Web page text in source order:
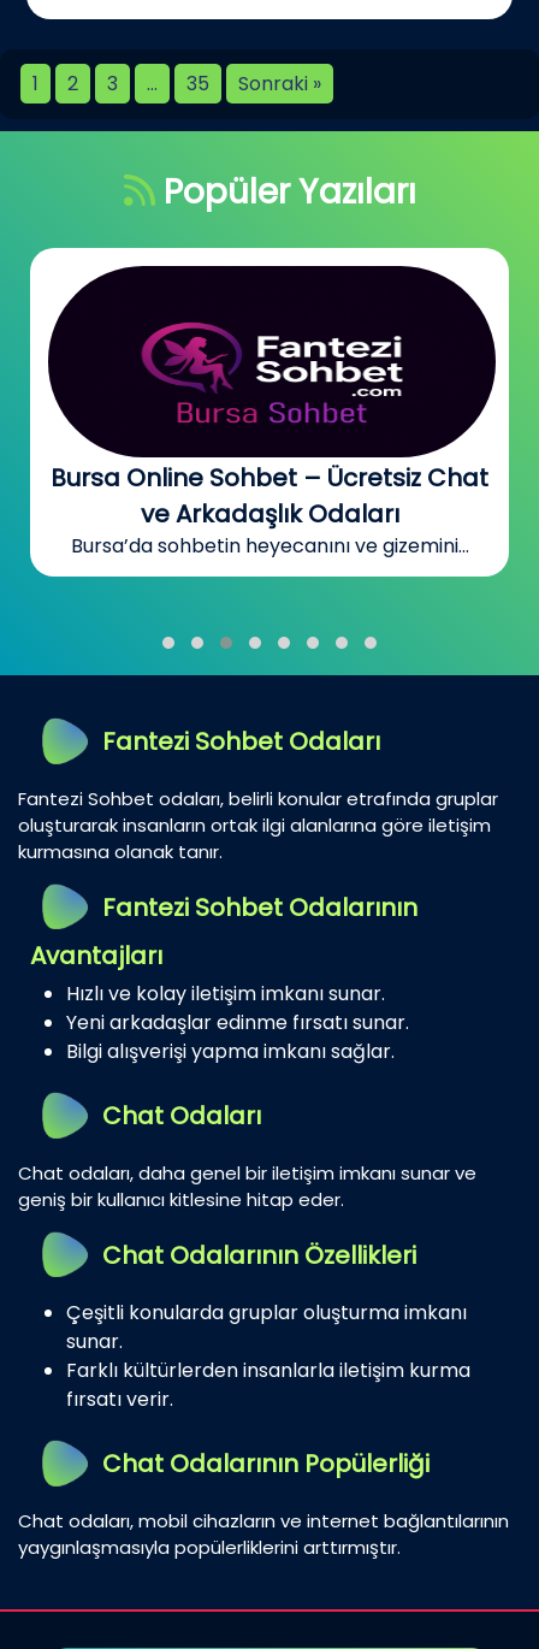
1 2 3 … 35 Sonraki »
Popüler Yazıları
Bursa Online Sohbet – Ücretsiz Chat
ve Arkadaşlık Odaları
Bursa’da sohbetin heyecanını ve gizemini...
Fantezi Sohbet Odaları
Fantezi Sohbet odaları, belirli konular etrafında gruplar
oluşturarak insanların ortak ilgi alanlarına göre iletişim
kurmasına olanak tanır.
Fantezi Sohbet Odalarının
Avantajları
Hızlı ve kolay iletişim imkanı sunar.
Yeni arkadaşlar edinme fırsatı sunar.
Bilgi alışverişi yapma imkanı sağlar.
Chat Odaları
Chat odaları, daha genel bir iletişim imkanı sunar ve
geniş bir kullanıcı kitlesine hitap eder.
Chat Odalarının Özellikleri
Çeşitli konularda gruplar oluşturma imkanı
sunar.
Farklı kültürlerden insanlarla iletişim kurma
fırsatı verir.
Chat Odalarının Popülerliği
Chat odaları, mobil cihazların ve internet bağlantılarının
yaygınlaşmasıyla popülerliklerini arttırmıştır.